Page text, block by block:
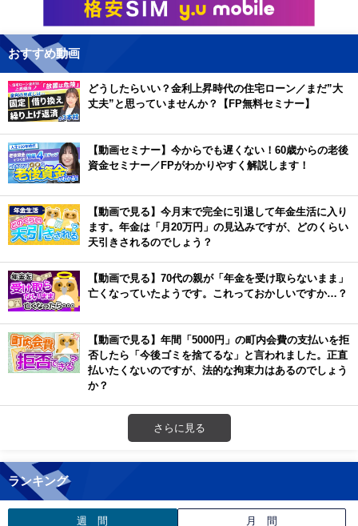
おすすめ動画
どうしたらいい？金利上昇時代の住宅ローン／まだ”大
丈夫”と思っていませんか？【FP無料セミナー】
【動画セミナー】今からでも遅くない！60歳からの老後
資金セミナー／FPがわかりやすく解説します！
【動画で見る】今月末で完全に引退して年金生活に入り
ます。年金は「月20万円」の見込みですが、どのくらい
天引きされるのでしょう？
【動画で見る】70代の親が「年金を受け取らないまま」
亡くなっていたようです。これっておかしいですか…？
【動画で見る】年間「5000円」の町内会費の支払いを拒
否したら「今後ゴミを捨てるな」と言われました。正直
払いたくないのですが、法的な拘束力はあるのでしょう
か？
さらに見る
ランキング
週 間 月 間